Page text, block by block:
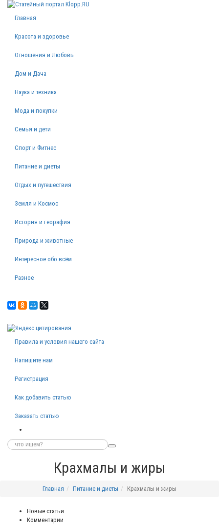
Главная
Красота и здоровье
Отношения и Любовь
Дом и Дача
Наука и техника
Мода и покупки
Семья и дети
Спорт и Фитнес
Питание и диеты
Отдых и путешествия
Земля и Космос
История и георафия
Природа и животные
Интересное обо всём
Разное
Правила и условия нашего сайта
Напишите нам
Регистрация
Как добавить статью
Заказать статью
Крахмалы и жиры
Главная Питание и диеты Крахмалы и жиры
Новые статьи
Комментарии